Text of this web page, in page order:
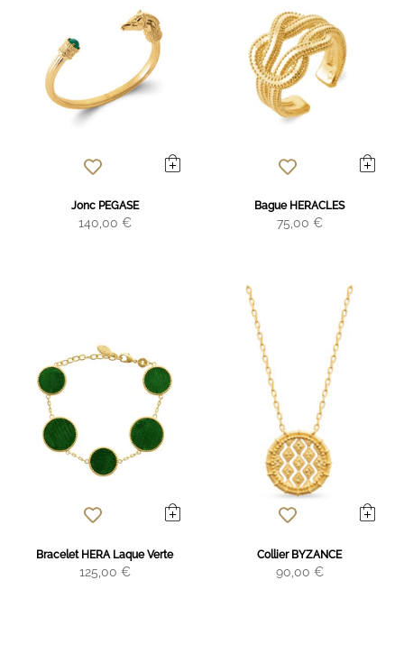
Jonc PEGASE
140,00 €
Bague HERACLES
75,00 €
Bracelet HERA Laque Verte
125,00 €
Collier BYZANCE
90,00 €